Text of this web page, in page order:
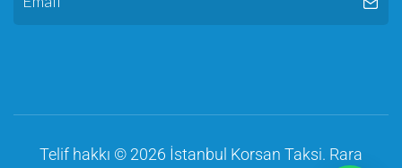
Telif hakkı © 2026 İstanbul Korsan Taksi. Rara